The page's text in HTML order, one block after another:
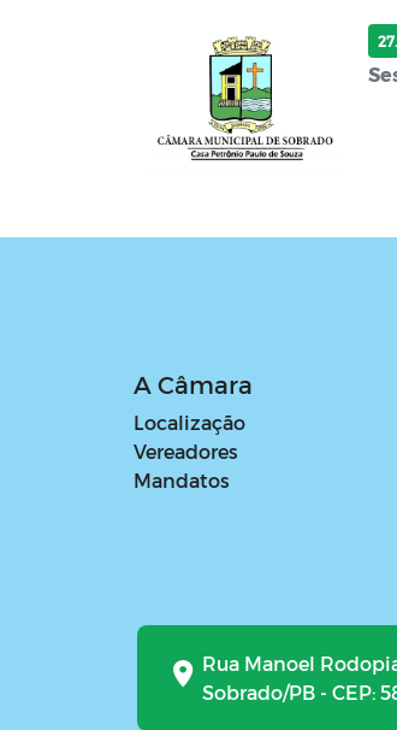
A Câmara
Localização
Vereadores
Mandatos
Rua Manoel
Sobrado/PB - CEP: